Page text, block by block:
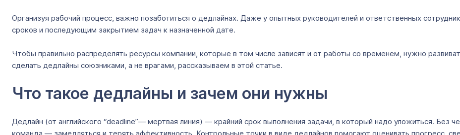
Организуя рабочий процесс, важно позаботиться о дедлайнах. Даже у опытных руководителей и ответственных
сроков и последующим закрытием задач к назначенной дате.
Чтобы правильно распределять ресурсы компании, которые в том числе зависят и от работы со временем, нужно
сделать дедлайны союзниками, а не врагами, рассказываем в этой статье.
Что такое дедлайны и зачем они нужны
Дедлайн (от английского “deadline”— мертвая линия) — крайний срок выполнения задачи, в который надо уложиться. Без